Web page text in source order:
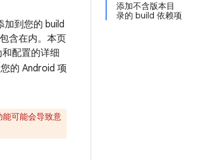
添加不含版本目
录的 build 依赖项
到您的 build
含在内。本页
配置的详细
的 Android 项
能可能会导致意